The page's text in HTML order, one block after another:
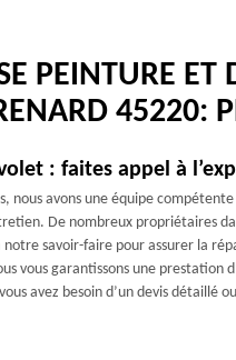
PEINTURE ET
45220:
: faites appel à
nous avons une équipe
De nombreux propriétaires
savoir-faire pour assurer la
vous garantissons une prestation
avez besoin d’un devis détaillé